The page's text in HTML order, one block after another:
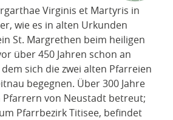
Virginis et Martyris in
wie es in alten Urkunden
St. Margrethen beim heiligen
über 450 Jahren schon an
sich die zwei alten Pfarreien
begegnen. Über 300 Jahre
Pfarrern von Neustadt betreut;
Pfarrbezirk Titisee, befindet